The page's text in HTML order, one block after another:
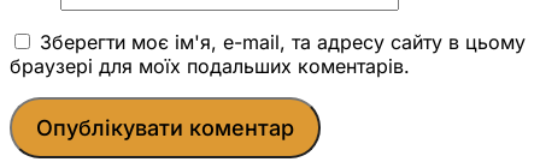
Зберегти моє ім'я, e-mail, та адресу сайту в цьому
браузері для моїх подальших коментарів.